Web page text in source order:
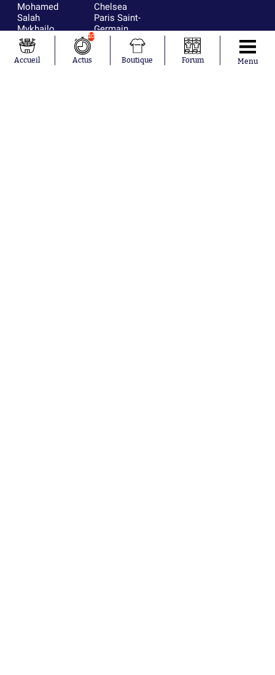
Mohamed
Salah
Mykhailo
Mudryk
Neymar
Khalis Merah
Chelsea
Paris Saint-
Germain
Bordeaux
Olympique
lyonnais
Accueil
10
Actus Boutique Forum Menu